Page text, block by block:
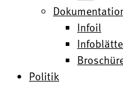
Infoil
Politik